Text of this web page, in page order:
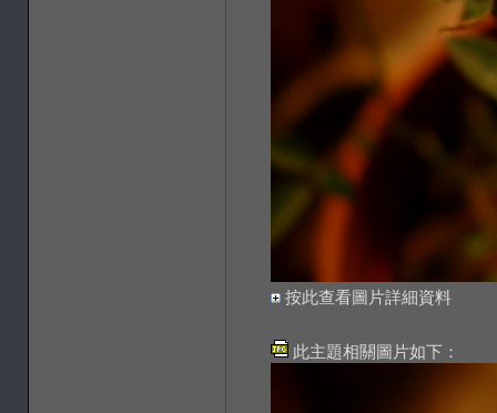
按此查看圖片詳細資料
此主題相關圖片如下：